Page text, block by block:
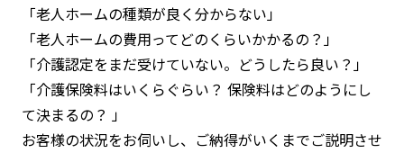
「老人ホームの種類が良く分からない」
「老人ホームの費用ってどのくらいかかるの？」
「介護認定をまだ受けていない。どうしたら良い？」
「介護保険料はいくらぐらい？ 保険料はどのようにし
て決まるの？ 」
お客様の状況をお伺いし、ご納得がいくまでご説明させ